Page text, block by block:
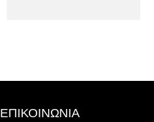
ΕΠΙΚΟΙΝΩΝΙΑ